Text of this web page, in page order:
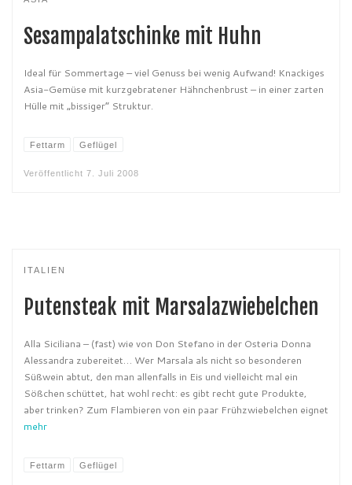
Sesampalatschinke mit Huhn
Ideal für Sommertage – viel Genuss bei wenig Aufwand! Knackiges
Asia-Gemüse mit kurzgebratener Hähnchenbrust – in einer zarten
Hülle mit „bissiger“ Struktur.
Fettarm Geflügel
Veröffentlicht 7. Juli 2008
ITALIEN
Putensteak mit Marsalazwiebelchen
Alla Siciliana – (fast) wie von Don Stefano in der Osteria Donna
Alessandra zubereitet… Wer Marsala als nicht so besonderen
Süßwein abtut, den man allenfalls in Eis und vielleicht mal ein
Sößchen schüttet, hat wohl recht: es gibt recht gute Produkte,
aber trinken? Zum Flambieren von ein paar Frühzwiebelchen eignet
mehr
Fettarm Geflügel